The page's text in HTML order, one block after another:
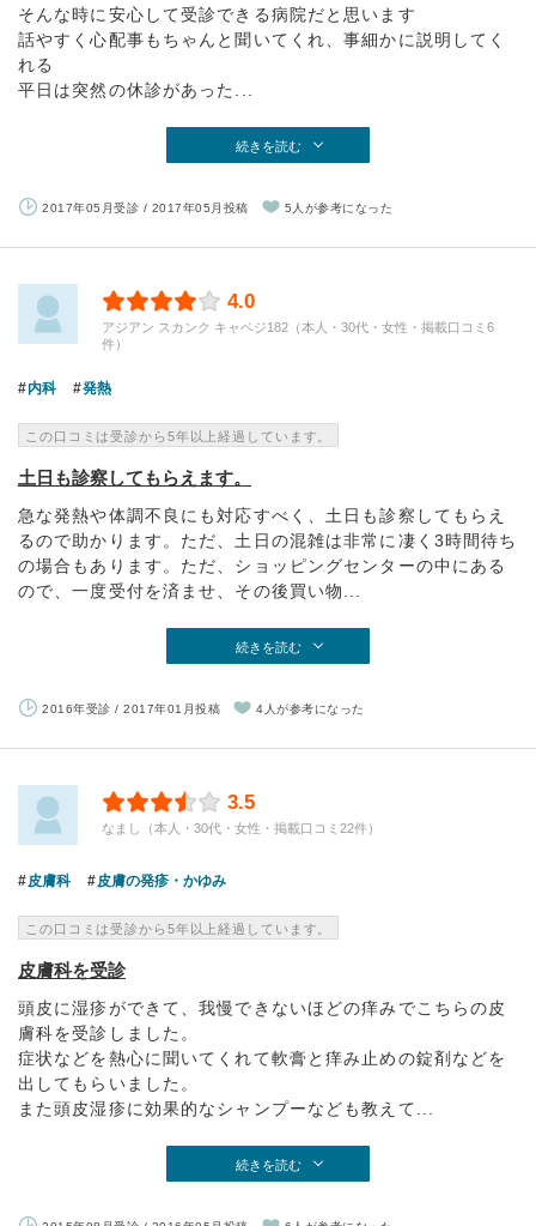
そんな時に安心して受診できる病院だと思います
話やすく心配事もちゃんと聞いてくれ、事細かに説明してく
れる
平日は突然の休診があった...
続きを読む
2017年05月受診 / 2017年05月投稿 5人が参考になった
4.0
アジアン スカンク キャベジ182（本人・30代・女性・掲載口コミ6
件）
内科 発熱
この口コミは受診から5年以上経過しています。
土日も診察してもらえます。
急な発熱や体調不良にも対応すべく、土日も診察してもらえ
るので助かります。ただ、土日の混雑は非常に凄く3時間待ち
の場合もあります。ただ、ショッピングセンターの中にある
ので、一度受付を済ませ、その後買い物...
続きを読む
2016年受診 / 2017年01月投稿 4人が参考になった
3.5
なまし（本人・30代・女性・掲載口コミ22件）
皮膚科 皮膚の発疹・かゆみ
この口コミは受診から5年以上経過しています。
皮膚科を受診
頭皮に湿疹ができて、我慢できないほどの痒みでこちらの皮
膚科を受診しました。
症状などを熱心に聞いてくれて軟膏と痒み止めの錠剤などを
出してもらいました。
また頭皮湿疹に効果的なシャンプーなども教えて...
続きを読む